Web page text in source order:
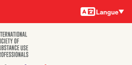
Langues
Langue